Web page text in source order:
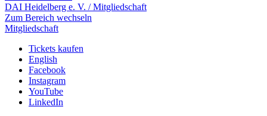
DAI Heidelberg e. V. / Mitgliedschaft
Zum Bereich wechseln
Mitgliedschaft
Tickets kaufen
English
Facebook
Instagram
YouTube
LinkedIn